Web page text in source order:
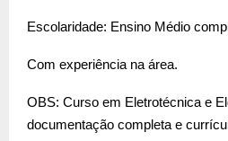
Escolaridade: Ensino Médio
Com experiência na área.
OBS: Curso em Eletrotécnica e
documentação completa e